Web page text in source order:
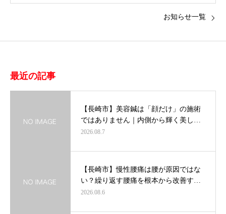
お知らせ一覧
最近の記事
【長崎市】美容鍼は「顔だけ」の施術
ではありません｜内側から輝く美し…
2026.08.7
【長崎市】慢性腰痛は腰が原因ではな
い？繰り返す腰痛を根本から改善す…
2026.08.6